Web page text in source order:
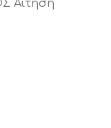
Αίτηση